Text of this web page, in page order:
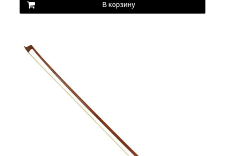
В корзину